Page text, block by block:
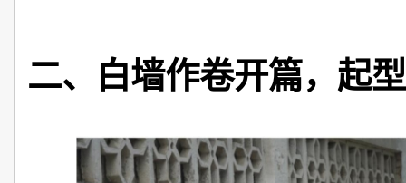
二、白墙作卷开篇，起